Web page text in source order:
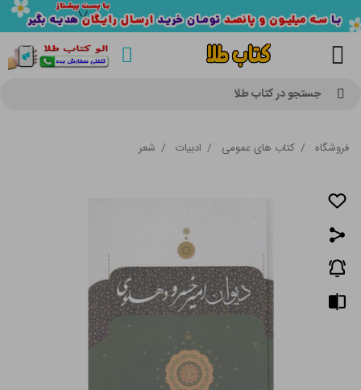
جستجو در کتاب طلا
فروشگاه / کتاب های عمومی / ادبیات / شعر